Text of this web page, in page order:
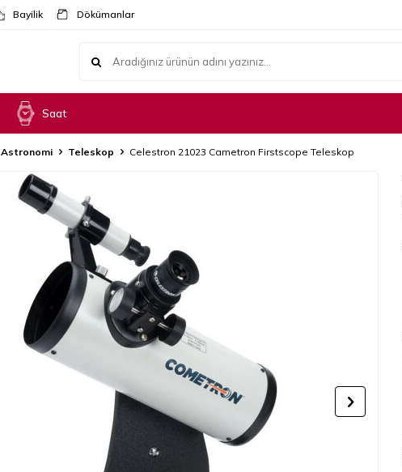
Bayilik Dökümanlar
Saat
Astronomi Teleskop Celestron 21023 Cametron Firstscope Teleskop